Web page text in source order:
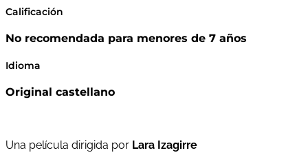
Calificación
No recomendada para menores de 7 años
Idioma
Original castellano
Una película dirigida por Lara Izagirre